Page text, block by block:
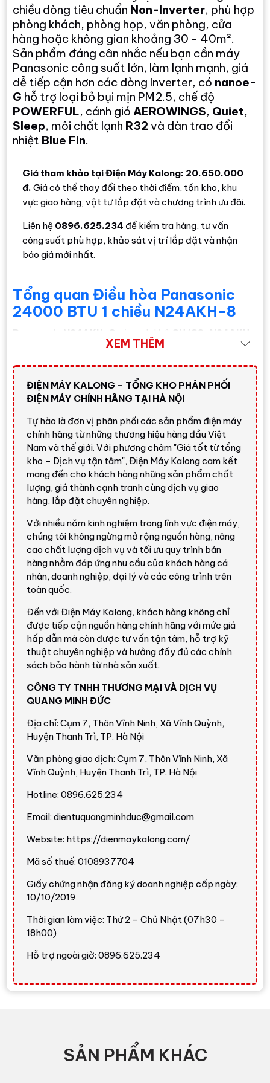
chiều dòng tiêu chuẩn Non-Inverter, phù hợp
phòng khách, phòng họp, văn phòng, cửa
hàng hoặc không gian khoảng 30 - 40m².
Sản phẩm đáng cân nhắc nếu bạn cần máy
Panasonic công suất lớn, làm lạnh mạnh, giá
dễ tiếp cận hơn các dòng Inverter, có nanoe-
G hỗ trợ loại bỏ bụi mịn PM2.5, chế độ
POWERFUL, cánh gióAEROWINGS, Quiet,
Sleep, môi chất lạnh R32 và dàn trao đổi
nhiệt Blue Fin.
Giá tham khảo tại Điện Máy Kalong: 20.650.000
đ. Giá có thể thay đổi theo thời điểm, tồn kho, khu
vực giao hàng, vật tư lắp đặt và chương trình ưu đãi.
Liên hệ 0896.625.234 để kiểm tra hàng, tư vấn
công suất phù hợp, khảo sát vị trí lắp đặt và nhận
báo giá mới nhất.
Tổng quan Điều hòa Panasonic
24000 BTU 1 chiều N24AKH-8
có model bộ
CU/CS-N24AKH-
CS-N24AKH-8và dàn nóng
tập trung vào khả năng làm lạnh mạnh, độ bền và chi phí
đầu tư hợp lý cho khách hàng cần điều hòa Panasonic
công suất lớn.
Với công suất lạnh danh định 6,60 kW - 22.500 BTU/h
,
công suất điện vào 2.080W , lưu lượng gió dàn lạnh
m³/phút
,CSPF 3,35 W/W đạt 2 saovà gasR32,Điều
hòa Panasonic 24000 BTU 1 chiều N24AKH-8phù
hợp các không gian rộng cần làm mát nhanh, không yêu
cầu Inverter hoặc điều khiển Wi-Fi.
Đánh giá nhanh từ Điện Máy
Kalong
Máy lạnh Panasonic 2.5HP tiêu chuẩn,
giá dễ tiếp cận hơn dòng Inverter
Điều hòa Panasonic N24AKH-8phù hợp với
khách hàng cần máy lạnh Panasonic 24.000BTU
cho phòng rộng, ưu tiên làm lạnh nhanh, thương hiệu
bền, giá thấp hơn các dòng Inverter cao cấp. Máy có
các tính năng thực dụng như
nanoe-G
POWERFUL,AEROWINGS,Quiet,Sleep , sấy nhẹ,
hẹn giờ 24 giờ, tự khởi động lại ngẫu nhiên và dàn
trao đổi nhiệt
Điểm cần cân nhắc là model này là
không có Wi-Fi tích hợp, không có điều khiển từ xa
có dây và không có chức năng tự chẩn đoán lỗi theo
ngày và ưu tiên tiết kiệm điện, nên cân nhắc các dòng
Inverter như U24BKH-8, XU24BKH-8 hoặc
Thiết kế
Panasonic CU/CS-N24AKH-8có thiết kế treo tường
màu trắng, kiểu dáng hiện đại, phù hợp cả không gian gia
đình và văn phòng. Dàn lạnh có kích thước khoảng
1.060 x 249 mm
rộng giúp phân bổ luồng gió tốt hơn trong phòng lớn.
Dàn nóng có kích thước khoảng
trọng lượng khoảng40 kg. Khi lắp đặt, cần chọn vị trí
Công nghệ và tính năng nổi bật
XEM THÊM
ĐIỆN MÁY KALONG – TỔNG KHO PHÂN PHỐI
ĐIỆN MÁY CHÍNH HÃNG TẠI HÀ NỘI
Tự hào là đơn vị phân phối các sản phẩm điện máy
chính hãng từ những thương hiệu hàng đầu Việt
Nam và thế giới. Với phương châm "Giá tốt từ tổng
kho – Dịch vụ tận tâm", Điện Máy Kalong cam kết
mang đến cho khách hàng những sản phẩm chất
lượng, giá thành cạnh tranh cùng dịch vụ giao
hàng, lắp đặt chuyên nghiệp.
Với nhiều năm kinh nghiệm trong lĩnh vực điện máy,
chúng tôi không ngừng mở rộng nguồn hàng, nâng
cao chất lượng dịch vụ và tối ưu quy trình bán
hàng nhằm đáp ứng nhu cầu của khách hàng cá
nhân, doanh nghiệp, đại lý và các công trình trên
toàn quốc.
Đến với Điện Máy Kalong, khách hàng không chỉ
được tiếp cận nguồn hàng chính hãng với mức giá
hấp dẫn mà còn được tư vấn tận tâm, hỗ trợ kỹ
thuật chuyên nghiệp và hưởng đầy đủ các chính
sách bảo hành từ nhà sản xuất.
CÔNG TY TNHH THƯƠNG MẠI VÀ DỊCH VỤ
QUANG MINH ĐỨC
Địa chỉ: Cụm 7, Thôn Vĩnh Ninh, Xã Vĩnh Quỳnh,
Huyện Thanh Trì, TP. Hà Nội
Văn phòng giao dịch: Cụm 7, Thôn Vĩnh Ninh, Xã
Vĩnh Quỳnh, Huyện Thanh Trì, TP. Hà Nội
Hotline: 0896.625.234
Email: dientuquangminhduc@gmail.com
Website: https://dienmaykalong.com/
Mã số thuế: 0108937704
Giấy chứng nhận đăng ký doanh nghiệp cấp ngày:
10/10/2019
Thời gian làm việc: Thứ 2 – Chủ Nhật (07h30 –
18h00)
Hỗ trợ ngoài giờ: 0896.625.234
SẢN PHẨM KHÁC